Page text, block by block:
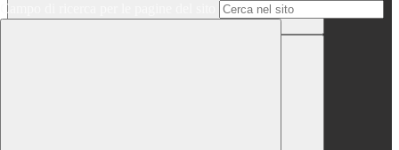
Campo di ricerca per le pagine del sito